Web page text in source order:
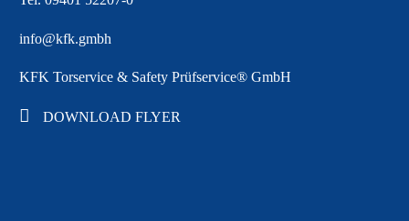
info@kfk.gmbh
KFK Torservice & Safety Prüfservice® GmbH
DOWNLOAD FLYER